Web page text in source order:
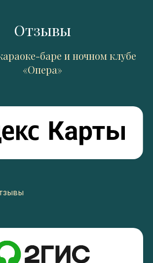
Отзывы
баре и ночном клубе
«Опера»